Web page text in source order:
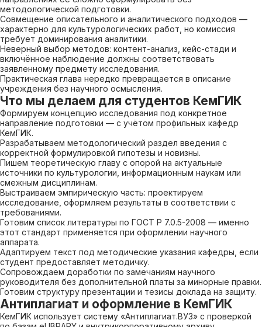
методологической подготовки.
Совмещение описательного и аналитического подходов —
характерно для культурологических работ, но комиссия
требует доминирования аналитики.
Неверный выбор методов: контент-анализ, кейс-стади и
включённое наблюдение должны соответствовать
заявленному предмету исследования.
Практическая глава нередко превращается в описание
учреждения без научного осмысления.
Что мы делаем для студентов КемГИК
Формируем концепцию исследования под конкретное
направление подготовки — с учётом профильных кафедр
КемГИК.
Разрабатываем методологический раздел введения с
корректной формулировкой гипотезы и новизны.
Пишем теоретическую главу с опорой на актуальные
источники по культурологии, информационным наукам или
смежным дисциплинам.
Выстраиваем эмпирическую часть: проектируем
исследование, оформляем результаты в соответствии с
требованиями.
Готовим список литературы по ГОСТ Р 7.0.5-2008 — именно
этот стандарт применяется при оформлении научного
аппарата.
Адаптируем текст под методические указания кафедры, если
студент предоставляет методичку.
Сопровождаем доработки по замечаниям научного
руководителя без дополнительной платы за минорные правки.
Готовим структуру презентации и тезисы доклада на защиту.
Антиплагиат и оформление в КемГИК
КемГИК использует систему «Антиплагиат.ВУЗ» с проверкой